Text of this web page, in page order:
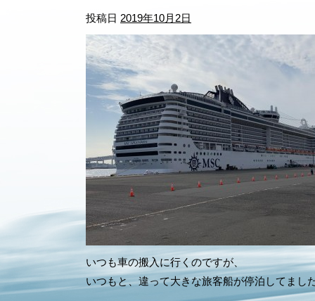
投稿日 2019年10月2日
いつも車の搬入に行くのですが、
いつもと、違って大きな旅客船が停泊してまし